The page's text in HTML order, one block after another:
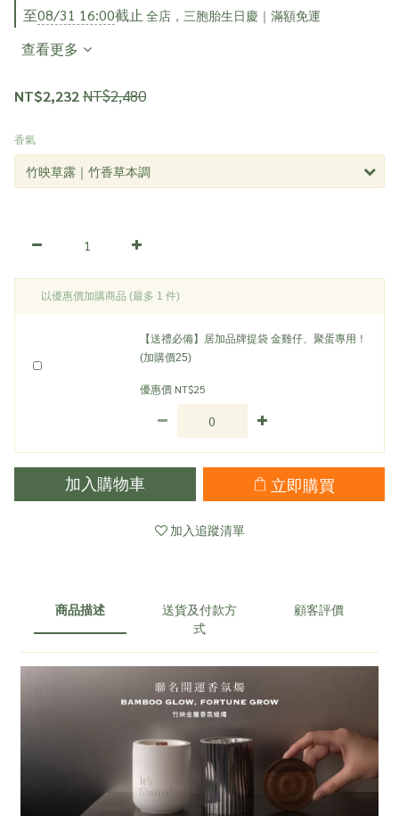
至08/31 16:00截止 全店，三胞胎生日慶｜滿額免運
查看更多
NT$2,232NT$2,480
香氣
以優惠價加購商品 (最多 1 件)
【送禮必備】居加品牌提袋 金雞仔、聚蛋專用！
(加購價25)
優惠價 NT$25
加入購物車 立即購買
加入追蹤清單
商品描述
送貨及付款方
式
顧客評價